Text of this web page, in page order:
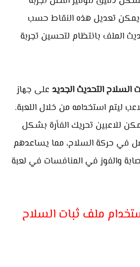
ويمكن تعديل هذه النقاط حسب
الملف بانتظام لتحسين تجربة
السلاح التحديث الجديد على جهاز
ليتم استخدامه من خلال اللعبة.
للاعبين تحريك الفأرة بشكل
في حركة السلاح، مما يساعدهم
والفوز في المنافسات في لعبة
ملف ثبات السلاح